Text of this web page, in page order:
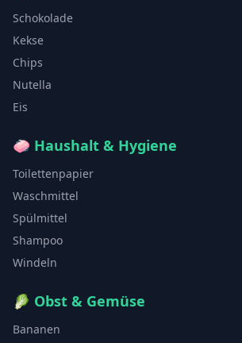
Schokolade
Kekse
Chips
Nutella
Eis
🧼 Haushalt & Hygiene
Toilettenpapier
Waschmittel
Spülmittel
Shampoo
Windeln
🥬 Obst & Gemüse
Bananen